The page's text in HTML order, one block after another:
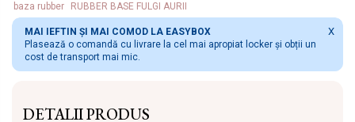
baza rubber RUBBER BASE FULGI AURII
MAI IEFTIN ȘI MAI COMOD LA EASYBOX
Plasează o comandă cu livrare la cel mai apropiat locker și obții un
cost de transport mai mic.
X
DETALII PRODUS